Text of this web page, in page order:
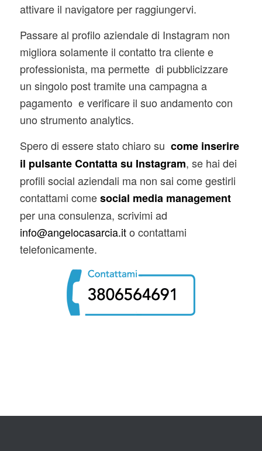
attivare il navigatore per raggiungervi.
Passare al profilo aziendale di Instagram non
migliora solamente il contatto tra cliente e
professionista, ma permette di pubblicizzare
un singolo post tramite una campagna a
pagamento e verificare il suo andamento con
uno strumento analytics.
Spero di essere stato chiaro su come inserire
il pulsante Contatta su Instagram, se hai dei
profili social aziendali ma non sai come gestirli
contattami comesocial media management
per una consulenza, scrivimi ad
info@angelocasarcia.ito contattami
telefonicamente.